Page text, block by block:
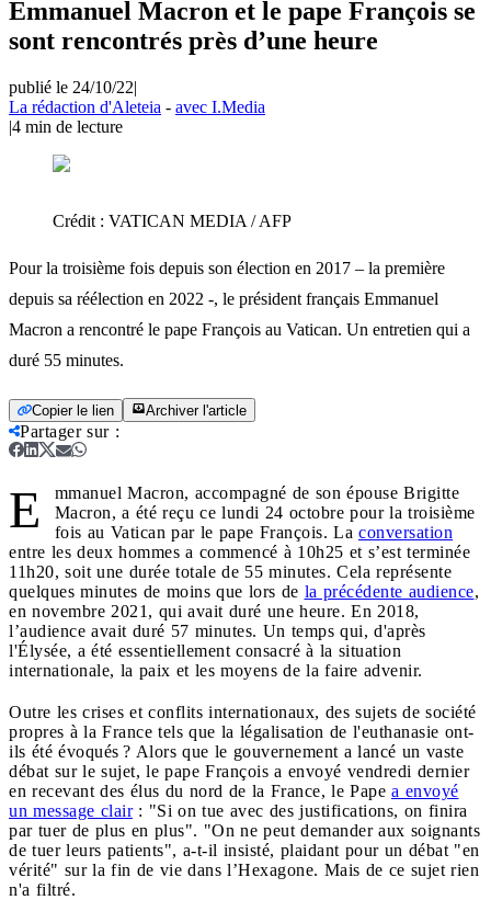
Emmanuel Macron et le pape François se
sont rencontrés près d’une heure
publié le 24/10/22|
La rédaction d'Aleteia - avec I.Media
|4 min de lecture
Crédit : VATICAN MEDIA / AFP
Pour la troisième fois depuis son élection en 2017 – la première
depuis sa réélection en 2022 -, le président français Emmanuel
Macron a rencontré le pape François au Vatican. Un entretien qui a
duré 55 minutes.
Copier le lien Archiver l'article
Partager sur:
E
mmanuel Macron, accompagné de son épouse Brigitte
Macron, a été reçu ce lundi 24 octobre pour la troisième
fois au Vatican par le pape François. La conversation
entre les deux hommes a commencé à 10h25 et s’est terminée
11h20, soit une durée totale de 55 minutes. Cela représente
quelques minutes de moins que lors de la précédente audience,
en novembre 2021, qui avait duré une heure. En 2018,
l’audience avait duré 57 minutes. Un temps qui, d'après
l'Élysée, a été essentiellement consacré à la situation
internationale, la paix et les moyens de la faire advenir.
Outre les crises et conflits internationaux, des sujets de société
propres à la France tels que la légalisation de l'euthanasie ont-
ils été évoqués ? Alors que le gouvernement a lancé un vaste
débat sur le sujet, le pape François a envoyé vendredi dernier
en recevant des élus du nord de la France, le Pape a envoyé
un message clair: "Si on tue avec des justifications, on finira
par tuer de plus en plus". "On ne peut demander aux soignants
de tuer leurs patients", a-t-il insisté, plaidant pour un débat "en
vérité" sur la fin de vie dans l’Hexagone. Mais de ce sujet rien
n'a filtré.